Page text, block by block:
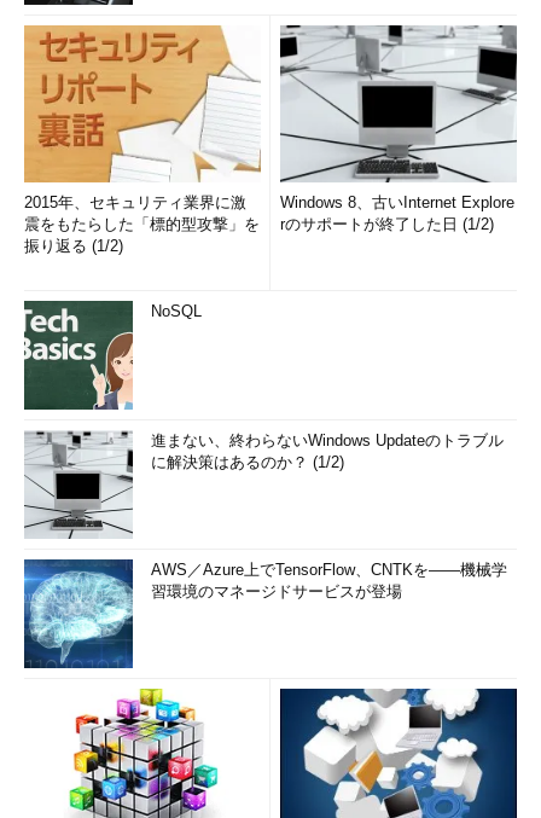
2015年、セキュリティ業界に激
震をもたらした「標的型攻撃」を
振り返る (1/2)
Windows 8、古いInternet Explore
rのサポートが終了した日 (1/2)
NoSQL
進まない、終わらないWindows Updateのトラブル
に解決策はあるのか？ (1/2)
AWS／Azure上でTensorFlow、CNTKを――機械学
習環境のマネージドサービスが登場